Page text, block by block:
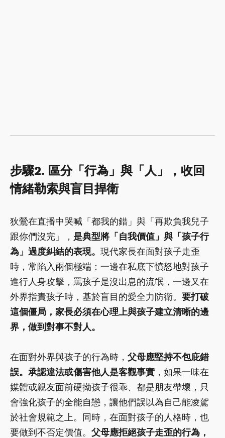
步驟2. 區分「行為」與「人」，收回
情緒勒索與盲目捍衛
狄鶯在直播中哭喊「都我的錯」與「再欺負我兒子
跟你們沒完」， 是典型將「自我價值」與「孩子行
為」過度糾結的表現。 現代家長在面對孩子走歪
時，常陷入兩個極端：一邊在私底下憤怒地對孩子
進行人身攻擊，罵孩子是沒出息的流氓，一邊又在
外界指責孩子時，基於盲目的愛全力防衛。 要打破
這個僵局，家長必須在心理上與孩子建立清晰的邊
界，做到對事不對人。
在面對外界與孩子的行為時， 父母應堅持不包庇錯
誤。承認違法或傷害他人是客觀事實 ，如果一味在
媒體或親友面前硬拗孩子很乖、都是朋友帶壞，只
會強化孩子的全能自戀，讓他們誤以為自己能凌駕
於社會規範之上。同時，在面對孩子的人格時，也
要做到不否定價值。 父母應拒絕孩子走歪的行為，